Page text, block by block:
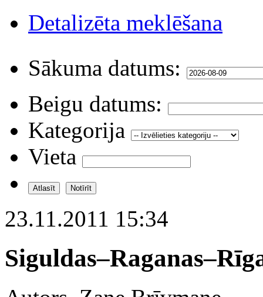
Detalizēta meklēšana
Sākuma datums:
Beigu datums:
Kategorija
Vieta
23.11.2011 15:34